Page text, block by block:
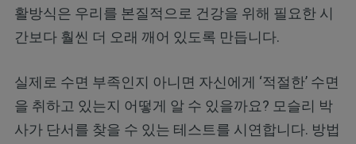
활방식은 우리를 본질적으로 건강을 위해 필요한 시
간보다 훨씬 더 오래 깨어 있도록 만듭니다.
실제로 수면 부족인지 아니면 자신에게 ‘적절한’ 수면
을 취하고 있는지 어떻게 알 수 있을까요? 모슬리 박
사가 단서를 찾을 수 있는 테스트를 시연합니다. 방법